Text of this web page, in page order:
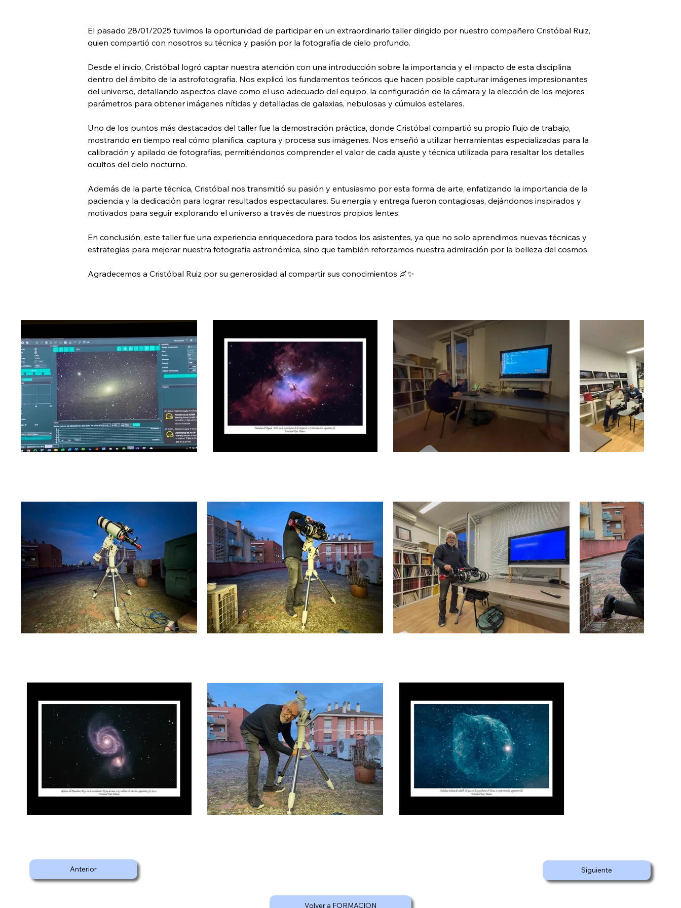
El pasado 28/01/2025 tuvimos la oportunidad de participar en un extraordinario taller dirigido por nuestro compañero Cristóbal Ruiz,
quien compartió con nosotros su técnica y pasión por la fotografía de cielo profundo.
Desde el inicio, Cristóbal logró captar nuestra atención con una introducción sobre la importancia y el impacto de esta disciplina
dentro del ámbito de la astrofotografía. Nos explicó los fundamentos teóricos que hacen posible capturar imágenes impresionantes
del universo, detallando aspectos clave como el uso adecuado del equipo, la configuración de la cámara y la elección de los mejores
parámetros para obtener imágenes nítidas y detalladas de galaxias, nebulosas y cúmulos estelares.
Uno de los puntos más destacados del taller fue la demostración práctica, donde Cristóbal compartió su propio flujo de trabajo,
mostrando en tiempo real cómo planifica, captura y procesa sus imágenes. Nos enseñó a utilizar herramientas especializadas para la
calibración y apilado de fotografías, permitiéndonos comprender el valor de cada ajuste y técnica utilizada para resaltar los detalles
ocultos del cielo nocturno.
Además de la parte técnica, Cristóbal nos transmitió su pasión y entusiasmo por esta forma de arte, enfatizando la importancia de la
paciencia y la dedicación para lograr resultados espectaculares. Su energía y entrega fueron contagiosas, dejándonos inspirados y
motivados para seguir explorando el universo a través de nuestros propios lentes.
En conclusión, este taller fue una experiencia enriquecedora para todos los asistentes, ya que no solo aprendimos nuevas técnicas y
estrategias para mejorar nuestra fotografía astronómica, sino que también reforzamos nuestra admiración por la belleza del cosmos.
Agradecemos a Cristóbal Ruiz por su generosidad al compartir sus conocimientos 🌌✨
Anterior
Volver a FORMACION
Siguiente